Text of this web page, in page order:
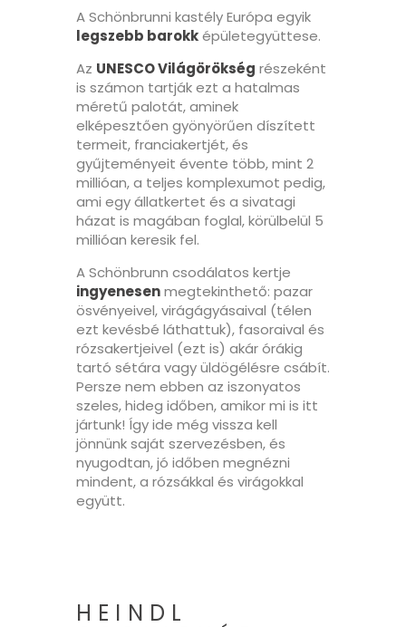
A Schönbrunni kastély Európa egyik
legszebb barokképületegyüttese.
Az UNESCO Világörökség részeként
is számon tartják ezt a hatalmas
méretű palotát, aminek
elképesztően gyönyörűen díszített
termeit, franciakertjét, és
gyűjteményeit évente több, mint 2
millióan, a teljes komplexumot pedig,
ami egy állatkertet és a sivatagi
házat is magában foglal, körülbelül 5
millióan keresik fel.
A Schönbrunn csodálatos kertje
ingyenesenmegtekinthető: pazar
ösvényeivel, virágágyásaival (télen
ezt kevésbé láthattuk), fasoraival és
rózsakertjeivel (ezt is) akár órákig
tartó sétára vagy üldögélésre csábít.
Persze nem ebben az iszonyatos
szeles, hideg időben, amikor mi is itt
jártunk! Így ide még vissza kell
jönnünk saját szervezésben, és
nyugodtan, jó időben megnézni
mindent, a rózsákkal és virágokkal
együtt.
HEINDL